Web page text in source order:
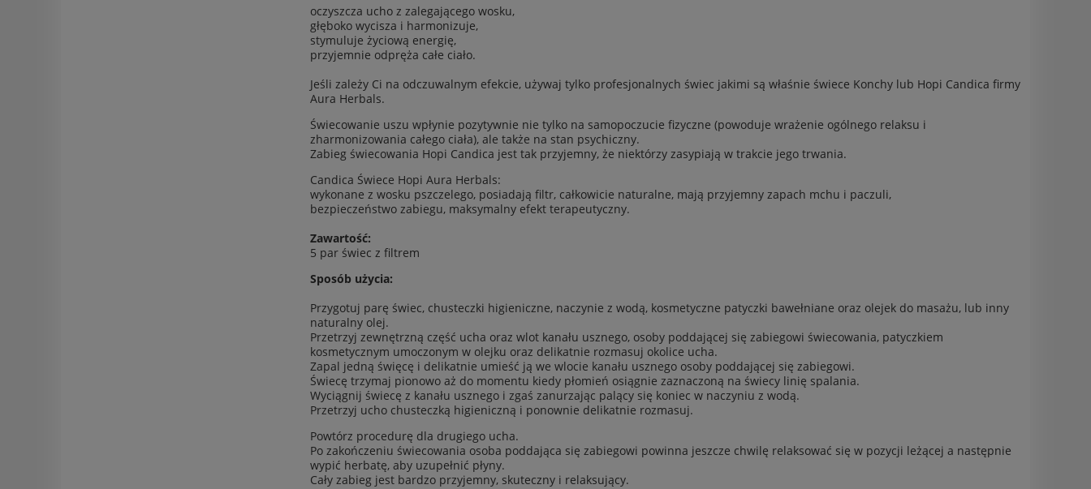
oczyszcza ucho z zalegającego wosku,
głęboko wycisza i harmonizuje,
stymuluje życiową energię,
przyjemnie odpręża całe ciało.
Jeśli zależy Ci na odczuwalnym efekcie, używaj tylko profesjonalnych świec jakimi są właśnie świece Konchy lub Hopi Candica firmy
Aura Herbals.
Świecowanie uszu wpłynie pozytywnie nie tylko na samopoczucie fizyczne (powoduje wrażenie ogólnego relaksu i
zharmonizowania całego ciała), ale także na stan psychiczny.
Zabieg świecowania Hopi Candica jest tak przyjemny, że niektórzy zasypiają w trakcie jego trwania.
Candica Świece Hopi Aura Herbals:
wykonane z wosku pszczelego, posiadają filtr, całkowicie naturalne, mają przyjemny zapach mchu i paczuli,
bezpieczeństwo zabiegu, maksymalny efekt terapeutyczny.
Zawartość:
5 par świec z filtrem
Sposób użycia:
Przygotuj parę świec, chusteczki higieniczne, naczynie z wodą, kosmetyczne patyczki bawełniane oraz olejek do masażu, lub inny
naturalny olej.
Przetrzyj zewnętrzną część ucha oraz wlot kanału usznego, osoby poddającej się zabiegowi świecowania, patyczkiem
kosmetycznym umoczonym w olejku oraz delikatnie rozmasuj okolice ucha.
Zapal jedną święcę i delikatnie umieść ją we wlocie kanału usznego osoby poddającej się zabiegowi.
Świecę trzymaj pionowo aż do momentu kiedy płomień osiągnie zaznaczoną na świecy linię spalania.
Wyciągnij świecę z kanału usznego i zgaś zanurzając palący się koniec w naczyniu z wodą.
Przetrzyj ucho chusteczką higieniczną i ponownie delikatnie rozmasuj.
Powtórz procedurę dla drugiego ucha.
Po zakończeniu świecowania osoba poddająca się zabiegowi powinna jeszcze chwilę relaksować się w pozycji leżącej a następnie
wypić herbatę, aby uzupełnić płyny.
Cały zabieg jest bardzo przyjemny, skuteczny i relaksujący.